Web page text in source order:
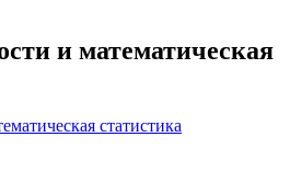
и математическая
статистика